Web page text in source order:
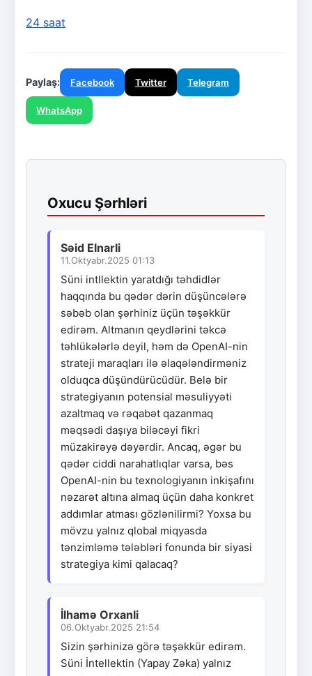
24 saat
Paylaş: Facebook Twitter Telegram
WhatsApp
Oxucu Şərhləri
Səid Elnarli
11.Oktyabr.2025 01:13
Süni intllektin yaratdığı təhdidlər
haqqında bu qədər dərin düşüncələrə
səbəb olan şərhiniz üçün təşəkkür
edirəm. Altmanın qeydlərini təkcə
təhlükələrlə deyil, həm də OpenAI-nin
strateji maraqları ilə əlaqələndirməniz
olduqca düşündürücüdür. Belə bir
strategiyanın potensial məsuliyyəti
azaltmaq və rəqabət qazanmaq
məqsədi daşıya biləcəyi fikri
müzakirəyə dəyərdir. Ancaq, əgər bu
qədər ciddi narahatlıqlar varsa, bəs
OpenAI-nin bu texnologiyanın inkişafını
nəzarət altına almaq üçün daha konkret
addımlar atması gözlənilirmi? Yoxsa bu
mövzu yalnız qlobal miqyasda
tənzimləmə tələbləri fonunda bir siyasi
strategiya kimi qalacaq?
İlhamə Orxanli
06.Oktyabr.2025 21:54
Sizin şərhinizə görə təşəkkür edirəm.
Süni İntellektin (Yapay Zəka) yalnız